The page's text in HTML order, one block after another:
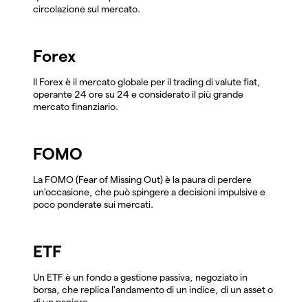
circolazione sul mercato.
Forex
Il Forex è il mercato globale per il trading di valute fiat,
operante 24 ore su 24 e considerato il più grande
mercato finanziario.
FOMO
La FOMO (Fear of Missing Out) è la paura di perdere
un'occasione, che può spingere a decisioni impulsive e
poco ponderate sui mercati.
ETF
Un ETF è un fondo a gestione passiva, negoziato in
borsa, che replica l'andamento di un indice, di un asset o